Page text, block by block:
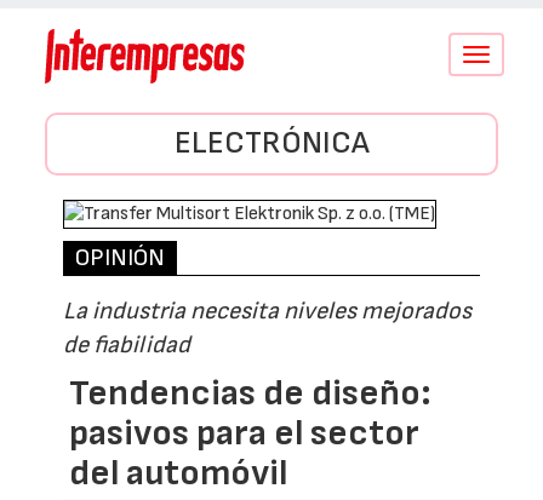
Conmutar
ELECTRÓNICA
OPINIÓN
La industria necesita niveles mejorados
de fiabilidad
Tendencias de diseño:
pasivos para el sector
del automóvil